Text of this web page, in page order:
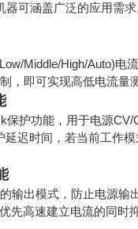
可涵盖广泛的应用需求
Middle/High/Auto)
，即可实现高低电流量
保护功能，用于电源
迟时间，若当前工作
输出模式，防止电源
先高速建立电流的同时